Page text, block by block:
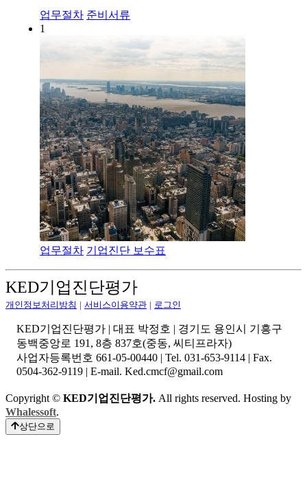
업무절차 준비서류
1
업무절차 기업진단 보수표
KED기업진단평가
개인정보처리방침 | 서비스이용약관 | 로그인
KED기업진단평가 | 대표 박정호 | 경기도 용인시 기흥구
동백중앙로 191, 8층 837호(중동, 씨티프라자)
사업자등록번호 661-05-00440 | Tel. 031-653-9114 | Fax.
0504-362-9119 | E-mail. Ked.cmcf@gmail.com
Copyright © KED기업진단평가. All rights reserved. Hosting by
Whalessoft.
상단으로